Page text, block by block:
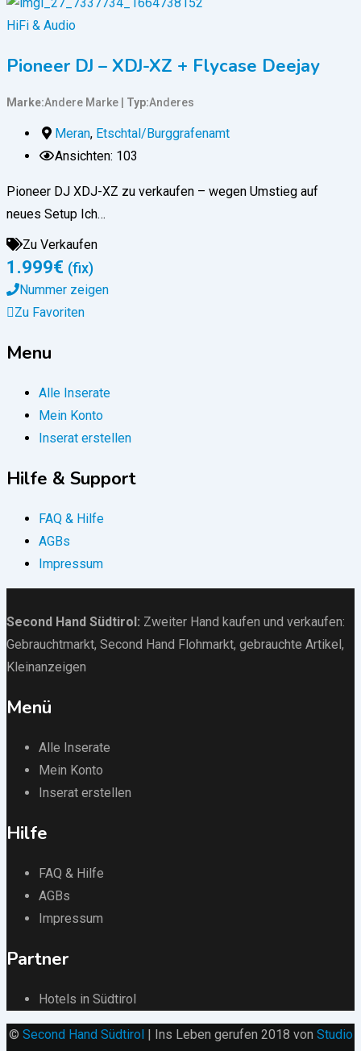
HiFi & Audio
Pioneer DJ – XDJ-XZ + Flycase Deejay
Marke Andere Marke Typ Anderes
Meran, Etschtal/Burggrafenamt
Ansichten: 103
Pioneer DJ XDJ-XZ zu verkaufen – wegen Umstieg auf
neues Setup Ich…
Zu Verkaufen
1.999€ (fix)
Nummer zeigen
Zu Favoriten
Menu
Alle Inserate
Mein Konto
Inserat erstellen
Hilfe & Support
FAQ & Hilfe
AGBs
Impressum
Second Hand Südtirol : Zweiter Hand kaufen und verkaufen:
Gebrauchtmarkt, Second Hand Flohmarkt, gebrauchte Artikel ,
Kleinanzeigen
Menü
Alle Inserate
Mein Konto
Inserat erstellen
Hilfe
FAQ & Hilfe
AGBs
Impressum
Partner
Hotels in Südtirol
© Second Hand Südtirol | Ins Leben gerufen 2018 von Studio